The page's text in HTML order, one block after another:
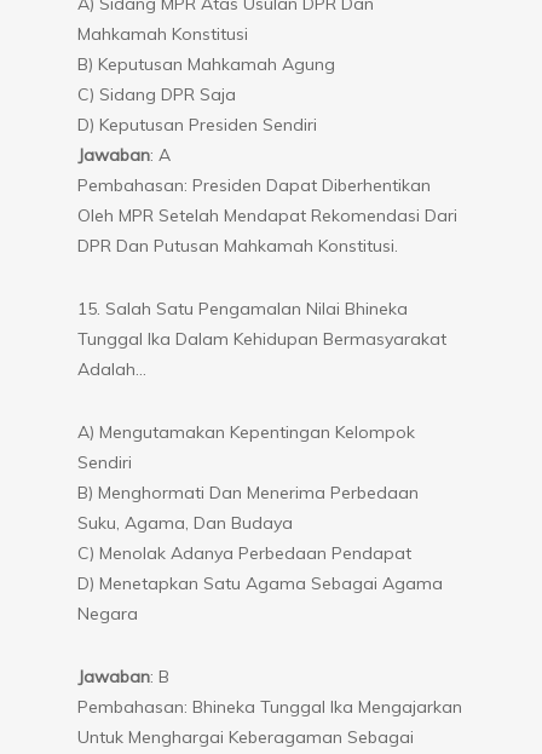
Mahkamah Konstitusi
B) Keputusan Mahkamah Agung
C) Sidang DPR Saja
D) Keputusan Presiden Sendiri
Jawaban: A
Pembahasan: Presiden Dapat Diberhentikan
Oleh MPR Setelah Mendapat Rekomendasi Dari
DPR Dan Putusan Mahkamah Konstitusi.
15. Salah Satu Pengamalan Nilai Bhineka
Tunggal Ika Dalam Kehidupan Bermasyarakat
Adalah…
A) Mengutamakan Kepentingan Kelompok
Sendiri
B) Menghormati Dan Menerima Perbedaan
Suku, Agama, Dan Budaya
C) Menolak Adanya Perbedaan Pendapat
D) Menetapkan Satu Agama Sebagai Agama
Negara
Jawaban: B
Pembahasan: Bhineka Tunggal Ika Mengajarkan
Untuk Menghargai Keberagaman Sebagai